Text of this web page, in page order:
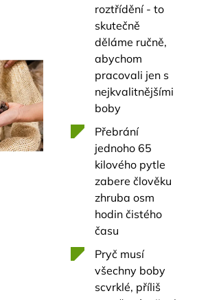
roztřídění - to
skutečně
děláme ručně,
abychom
pracovali jen s
nejkvalitnějšími
boby
Přebrání
jednoho 65
kilového pytle
zabere člověku
zhruba osm
hodin čistého
času
Pryč musí
všechny boby
scvrklé, příliš